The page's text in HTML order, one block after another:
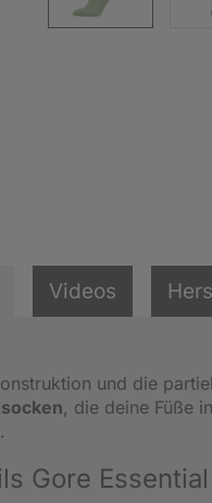
Videos
und die
, die deine Füße
Gore